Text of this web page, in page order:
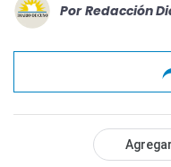
Por Redacción